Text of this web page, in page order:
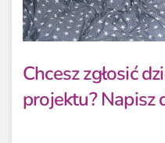
Chcesz zgłosić
projektu? Napisz